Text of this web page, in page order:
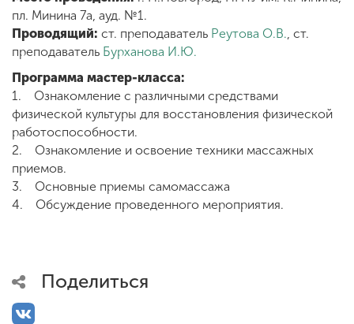
пл. Минина 7а, ауд. №1.
Проводящий: ст. преподаватель Реутова О.В., ст.
преподаватель Бурханова И.Ю.
Программа мастер-класса:
1. Ознакомление с различными средствами
физической культуры для восстановления физической
работоспособности.
2. Ознакомление и освоение техники массажных
приемов.
3. Основные приемы самомассажа
4. Обсуждение проведенного мероприятия.
Поделиться